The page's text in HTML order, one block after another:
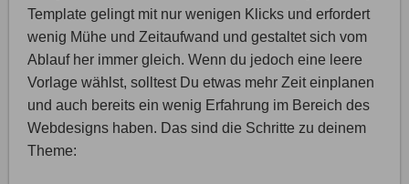
Template gelingt mit nur wenigen Klicks und erfordert
wenig Mühe und Zeitaufwand und gestaltet sich vom
Ablauf her immer gleich. Wenn du jedoch eine leere
Vorlage wählst, solltest Du etwas mehr Zeit einplanen
und auch bereits ein wenig Erfahrung im Bereich des
Webdesigns haben. Das sind die Schritte zu deinem
Theme: